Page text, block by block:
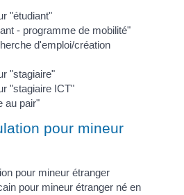
"étudiant"
- programme de mobilité"
d'emploi/création
"stagiaire"
"stagiaire ICT"
au pair"
pour mineur
pour mineur étranger
pour mineur étranger né en